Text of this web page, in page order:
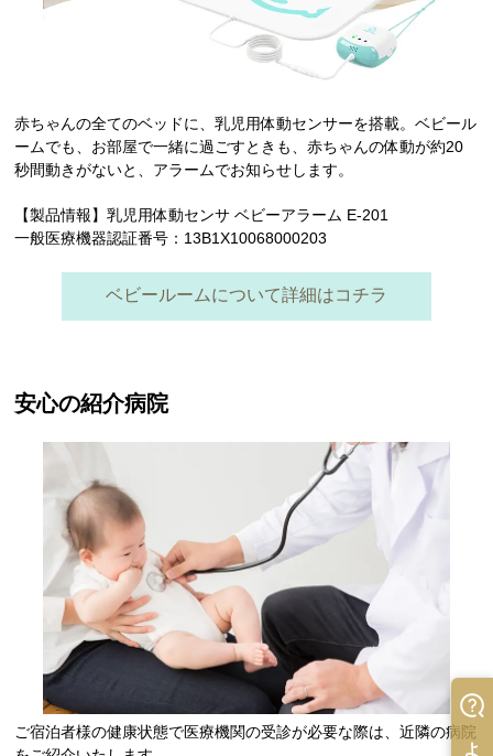
赤ちゃんの全てのベッドに、乳児用体動センサーを搭載。ベビール
ームでも、お部屋で一緒に過ごすときも、赤ちゃんの体動が約20
秒間動きがないと、アラームでお知らせします。
【製品情報】乳児用体動センサ ベビーアラーム E-201
一般医療機器認証番号：13B1X10068000203
ベビールームについて詳細はコチラ
安心の紹介病院
ご宿泊者様の健康状態で医療機関の受診が必要な際は、近隣の病院